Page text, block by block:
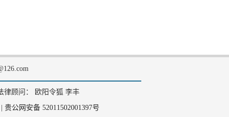
律顾问： 欧阳令狐 李丰
贵公网安备 52011502001397号